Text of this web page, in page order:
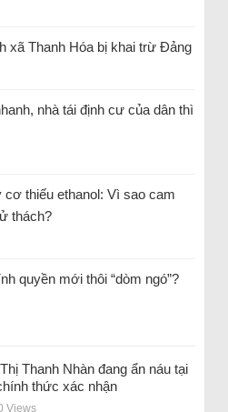
xã Thanh Hóa bị khai trừ Đảng
nhà tái định cư của dân thì
cơ thiếu ethanol: Vì sao cam
thách?
quyền mới thôi “dòm ngó”?
Thanh Nhàn đang ẩn náu tại
thức xác nhận
Views